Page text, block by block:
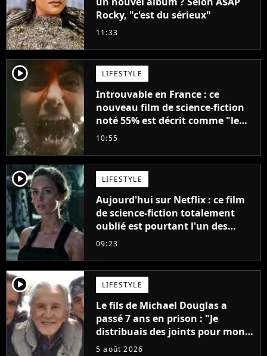
Rocky, "c'est du sérieux"
11:33
player2 LIFESTYLE
Introuvable en France : ce
nouveau film de science-fiction
noté 55% est décrit comme "le
plus stupide de l'année"
10:55
player2 LIFESTYLE
Aujourd'hui sur Netflix : ce film
de science-fiction totalement
oublié est pourtant l'un des
meilleurs des années 2010
09:23
player2 LIFESTYLE
Le fils de Michael Douglas a
passé 7 ans en prison : "Je
distribuais des joints pour mon
père"
5 août 2026